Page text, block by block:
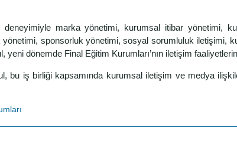
deneyimiyle marka yönetimi, kurumsal itibar yönetimi,
sponsorluk yönetimi, sosyal sorumluluk iletişimi,
dönemde Final Eğitim Kurumları’nın iletişim
bu iş birliği kapsamında kurumsal iletişim ve medya